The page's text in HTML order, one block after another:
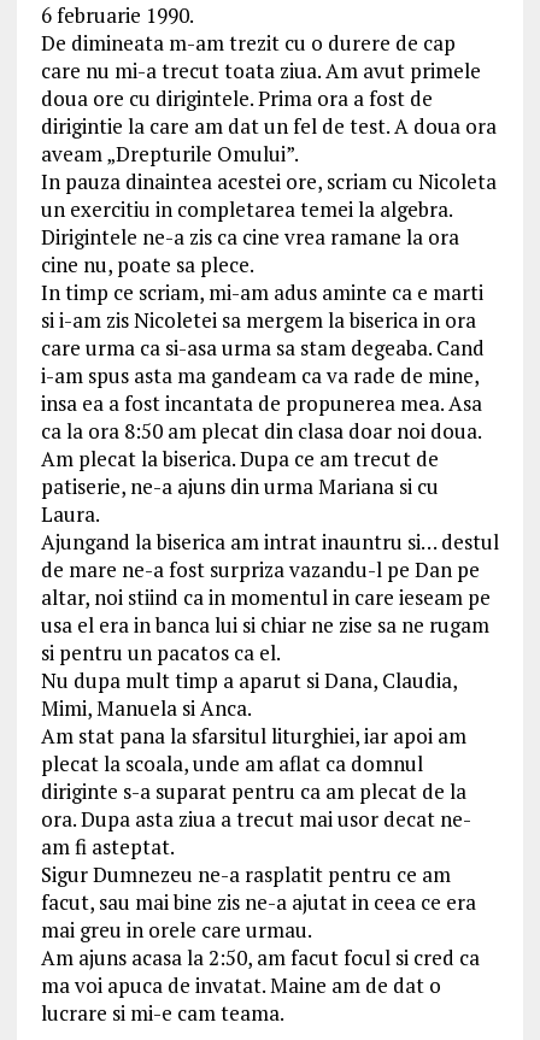
6 februarie 1990.
De dimineata m-am trezit cu o durere de cap
care nu mi-a trecut toata ziua. Am avut primele
doua ore cu dirigintele. Prima ora a fost de
dirigintie la care am dat un fel de test. A doua ora
aveam „Drepturile Omului”.
In pauza dinaintea acestei ore, scriam cu Nicoleta
un exercitiu in completarea temei la algebra.
Dirigintele ne-a zis ca cine vrea ramane la ora
cine nu, poate sa plece.
In timp ce scriam, mi-am adus aminte ca e marti
si i-am zis Nicoletei sa mergem la biserica in ora
care urma ca si-asa urma sa stam degeaba. Cand
i-am spus asta ma gandeam ca va rade de mine,
insa ea a fost incantata de propunerea mea. Asa
ca la ora 8:50 am plecat din clasa doar noi doua.
Am plecat la biserica. Dupa ce am trecut de
patiserie, ne-a ajuns din urma Mariana si cu
Laura.
Ajungand la biserica am intrat inauntru si… destul
de mare ne-a fost surpriza vazandu-l pe Dan pe
altar, noi stiind ca in momentul in care ieseam pe
usa el era in banca lui si chiar ne zise sa ne rugam
si pentru un pacatos ca el.
Nu dupa mult timp a aparut si Dana, Claudia,
Mimi, Manuela si Anca.
Am stat pana la sfarsitul liturghiei, iar apoi am
plecat la scoala, unde am aflat ca domnul
diriginte s-a suparat pentru ca am plecat de la
ora. Dupa asta ziua a trecut mai usor decat ne-
am fi asteptat.
Sigur Dumnezeu ne-a rasplatit pentru ce am
facut, sau mai bine zis ne-a ajutat in ceea ce era
mai greu in orele care urmau.
Am ajuns acasa la 2:50, am facut focul si cred ca
ma voi apuca de invatat. Maine am de dat o
lucrare si mi-e cam teama.